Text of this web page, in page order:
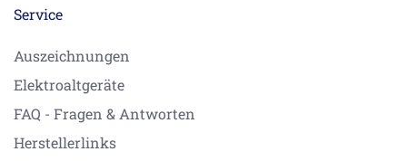
Service
Auszeichnungen
Elektroaltgeräte
FAQ - Fragen & Antworten
Herstellerlinks